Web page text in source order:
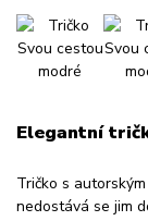
Elegantní
Tričko s
nedostává se jim